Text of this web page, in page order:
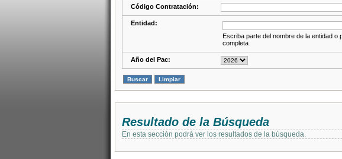
Código Contratación:
Entidad:
Escriba parte del nombre de la entidad o
completa
Año del Pac:
Resultado de la Búsqueda
En esta sección podrá ver los resultados de la búsqueda.